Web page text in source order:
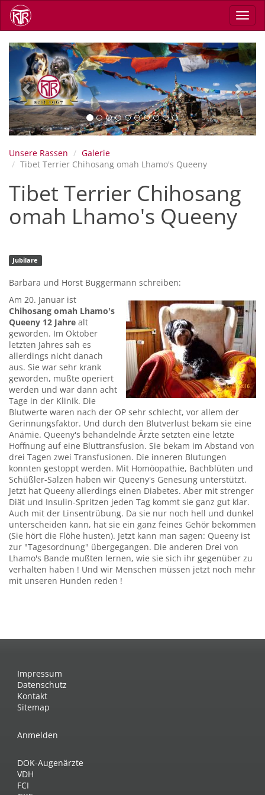
Direkt
zum
Inhalt
Previous Next
Unsere Rassen
Galerie
Tibet Terrier Chihosang omah Lhamo's Queeny
Tibet Terrier Chihosang
omah Lhamo's Queeny
Jubilare
Barbara und Horst Buggermann schreiben:
Am 20. Januar ist
Chihosang omah Lhamo's
Queeny 12 Jahre alt
geworden. Im Oktober
letzten Jahres sah es
allerdings nicht danach
aus. Sie war sehr krank
geworden, mußte operiert
werden und war dann acht
Tage in der Klinik. Die
Blutwerte waren nach der OP sehr schlecht, vor allem der
Gerinnungsfaktor. Und durch den Blutverlust bekam sie eine
Anämie. Queeny's behandelnde Ärzte setzten eine letzte
Hoffnung auf eine Bluttransfusion. Sie bekam im Abstand von
drei Tagen zwei Transfusionen. Die inneren Blutungen
konnten gestoppt werden. Mit Homöopathie, Bachblüten und
Schüßler-Salzen haben wir Queeny's Genesung unterstützt.
Jetzt hat Queeny allerdings einen Diabetes. Aber mit strenger
Diät und Insulin-Spritzen jeden Tag kommt sie ganz gut klar.
Auch mit der Linsentrübung. Da sie nur noch hell und dunkel
unterscheiden kann, hat sie ein ganz feines Gehör bekommen
(Sie hört die Flöhe husten). Jetzt kann man sagen: Queeny ist
zur "Tagesordnung" übergegangen. Die anderen Drei von
Lhamo's Bande mußten lernen, wie sie sich ihr gegenüber zu
verhalten haben ! Und wir Menschen müssen jetzt noch mehr
mit unseren Hunden reden !
Impressum
Datenschutz
Kontakt
Sitemap
Anmelden
DOK-Augenärzte
VDH
FCI